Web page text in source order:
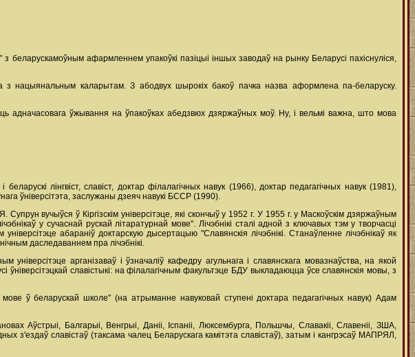
беларускамоўным афармленнем упакоўкі пазіцыі іншых заводаў на рынку Беларусі пахіснуліся,
з нацыянальным каларытам. З абодвух шырокіх бакоў пачка назва аформлена па-беларуску.
адначасовага ўжывання на ўпакоўках абедзвюх дзяржаўных моў. Ну, і вельмі важна, што мова
лінгвіст, славіст, доктар філалагічных навук (1966), доктар педагагічных навук (1981),
ўніверсітэта, заслужаны дзеяч навукі БССР (1990).
вучыўся ў Кіргізскім універсітэце, які скончыў у 1952 г. У 1955 г. у Маскоўскім дзяржаўным
у сучаснай рускай літаратурнай мове". Лічэбнікі сталі адной з ключавых тэм у творчасці
абараніў доктарскую дысертацыю "Славянскія лічэбнікі. Станаўленне лічэбнікаў як
даследаваннем пра лічэбнікі.
арганізаваў і ўзначаліў кафедру агульнага і славянскага мовазнаўства, на якой
славістыкі: на філалагічным факультэце БДУ выкладаюцца ўсе славянскія мовы, з
ў беларускай школе" (на атрыманне навуковай ступені доктара педагагічных навук) Адам
Аўстрыі, Балгарыі, Венгрыі, Даніі, Іспаніі, Люксембурга, Польшчы, Славакіі, Славеніі, ЗША,
з'ездаў славістаў (таксама чалец Беларускага камітэта славістаў), затым і кангрэсаў МАПРЯЛ,